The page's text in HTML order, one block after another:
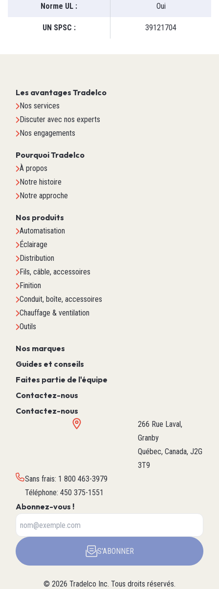
Norme UL : Oui
UN SPSC : 39121704
Les avantages Tradelco
Nos services
Discuter avec nos experts
Nos engagements
Pourquoi Tradelco
À propos
Notre histoire
Notre approche
Nos produits
Automatisation
Éclairage
Distribution
Fils, câble, accessoires
Finition
Conduit, boîte, accessoires
Chauffage & ventilation
Outils
Nos marques
Guides et conseils
Faites partie de l'équipe
Contactez-nous
Contactez-nous
266 Rue Laval,
Granby
Québec, Canada, J2G
3T9
Sans frais: 1 800 463-3979
Téléphone: 450 375-1551
Abonnez-vous !
S'ABONNER
© 2026 Tradelco Inc. Tous droits réservés.